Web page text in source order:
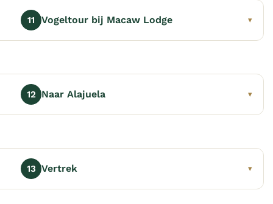
11 Vogeltour bij Macaw Lodge ▾
12 Naar Alajuela ▾
13 Vertrek ▾